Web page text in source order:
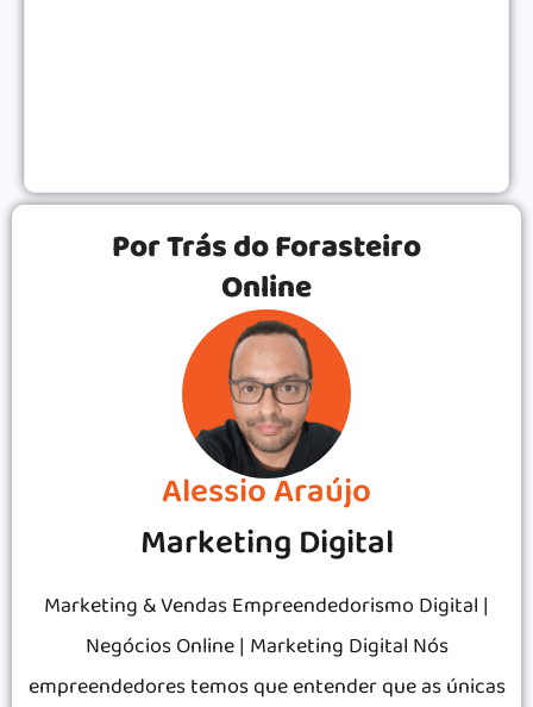
Por Trás do Forasteiro
Online
Alessio Araújo
Marketing Digital
Marketing & Vendas Empreendedorismo Digital |
Negócios Online | Marketing Digital Nós
empreendedores temos que entender que as únicas